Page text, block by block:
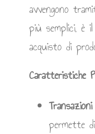
avvengono
più semplici, è
acquisto di
Caratteristiche
permette